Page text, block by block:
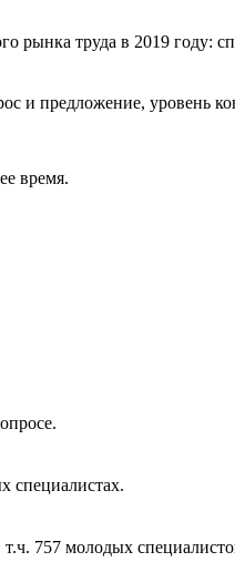
труда в 2019 году:
и предложение, уровень
время.
специалистах.
757 молодых